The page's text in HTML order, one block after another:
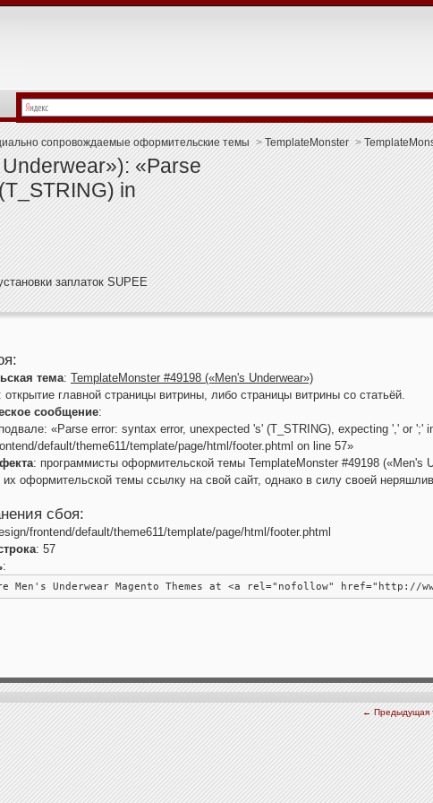
сопровождаемые оформительские темы > TemplateMonster >
«Parse
in
заплаток SUPEE
тема: TemplateMonster #49198 («Men's Underwear»)
: открытие главной страницы витрины, либо страницы витрины со статьёй.
сообщение:
«Parse error: syntax error, unexpected 's' (T_STRING), expecting ',' or ';'
default/theme611/template/page/html/footer.phtml on line 57»
: программисты оформительской темы TemplateMonster #49198 («Men's
их оформительской темы ссылку на свой сайт, однако в силу своей
сбоя:
frontend/default/theme611/template/page/html/footer.phtml
: 57
:
Men's Underwear Magento Themes at <a rel="nofollow" href="http://
← Предыдущая